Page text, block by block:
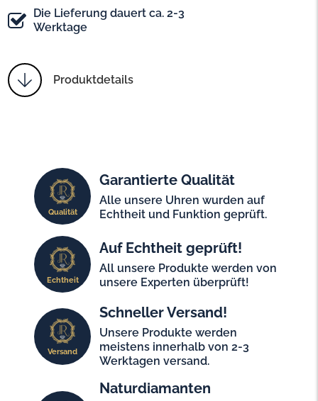
Die Lieferung dauert ca. 2-3
Werktage
Produktdetails
Qualität
Garantierte Qualität
Alle unsere Uhren wurden auf
Echtheit und Funktion geprüft.
Echtheit
Auf Echtheit geprüft!
All unsere Produkte werden von
unsere Experten überprüft!
Versand
Schneller Versand!
Unsere Produkte werden
meistens innerhalb von 2-3
Werktagen versand.
Naturdiamanten